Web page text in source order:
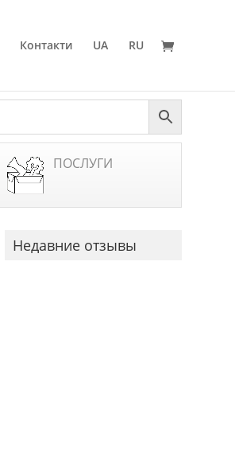
Контакти UA RU
ПОСЛУГИ
Недавние отзывы